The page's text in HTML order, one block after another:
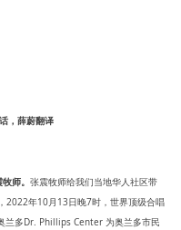
，薛蔚翻译
师。 张震牧师给我们当地华人社区带
2022年10月13日晚7时，世界顶级合唱
兰多Dr. Phillips Center 为奥兰多市民